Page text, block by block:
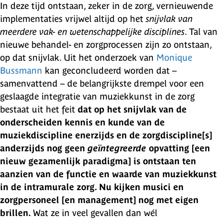
In deze tijd ontstaan, zeker in de zorg, vernieuwende
implementaties vrijwel altijd op hetsnijvlak van
meerdere vak- en wetenschappelijke disciplines. Tal van
nieuwe behandel- en zorgprocessen zijn zo ontstaan,
op dat snijvlak. Uit het onderzoek van Monique
Bussmann kan geconcludeerd worden dat –
samenvattend – de belangrijkste drempel voor een
geslaagde integratie van muziekkunst in de zorg
bestaat uit het feit dat op het snijvlak van de
onderscheiden kennis en kunde van de
muziekdiscipline enerzijds en de zorgdiscipline[s]
anderzijds nog geen geïntegreerde opvatting [een
nieuw gezamenlijk paradigma] is ontstaan ten
aanzien van de functie en waarde van muziekkunst
in de intramurale zorg. Nu kijken musici en
zorgpersoneel [en management] nog met eigen
brillen. Wat ze in veel gevallen dan wél